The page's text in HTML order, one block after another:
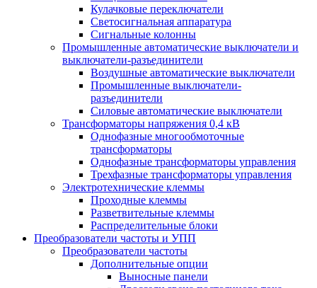
Кулачковые переключатели
Светосигнальная аппаратура
Сигнальные колонны
Промышленные автоматические выключатели и
выключатели-разъединители
Воздушные автоматические выключатели
Промышленные выключатели-
разъединители
Силовые автоматические выключатели
Трансформаторы напряжения 0,4 кВ
Однофазные многообмоточные
трансформаторы
Однофазные трансформаторы управления
Трехфазные трансформаторы управления
Электротехнические клеммы
Проходные клеммы
Разветвительные клеммы
Распределительные блоки
Преобразователи частоты и УПП
Преобразователи частоты
Дополнительные опции
Выносные панели